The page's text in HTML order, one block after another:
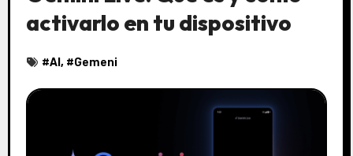
activarlo en tu dispositivo
#AI , #Gemeni